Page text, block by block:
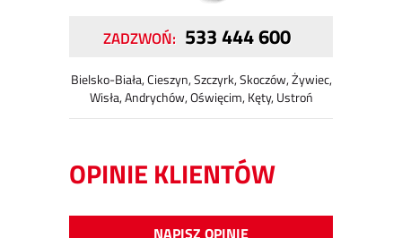
533 444 600
Bielsko-Biała, Cieszyn, Szczyrk, Skoczów, Żywiec,
Wisła, Andrychów, Oświęcim, Kęty, Ustroń
OPINIE KLIENTÓW
NAPISZ OPINIĘ